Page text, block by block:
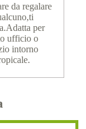
da regalare
per
ufficio o
intorno